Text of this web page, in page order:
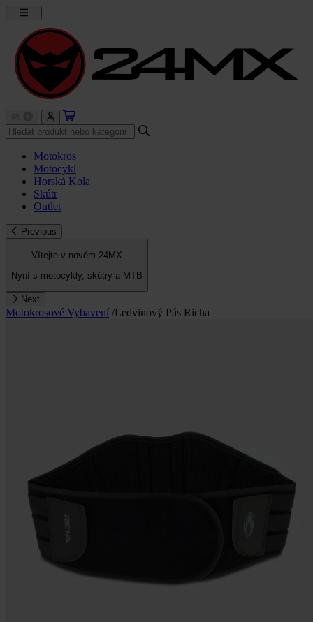
Motokros
Motocykl
Horská Kola
Skútr
Outlet
Previous
Vítejte v novém 24MX
Nyní s motocykly, skútry a MTB
Next
Motokrosové Vybavení /Ledvinový Pás Richa